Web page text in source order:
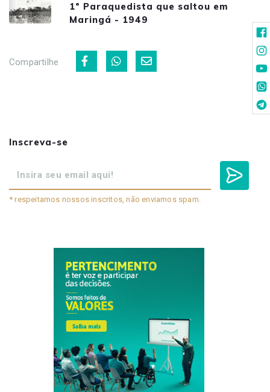
1º Paraquedista que saltou em
Maringá - 1949
Compartilhe
Inscreva-se
* respeitamos nossos inscritos, não enviamos spam.